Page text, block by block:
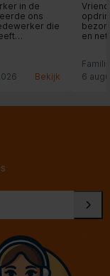
in de
ons
die
Bekijk
en
6